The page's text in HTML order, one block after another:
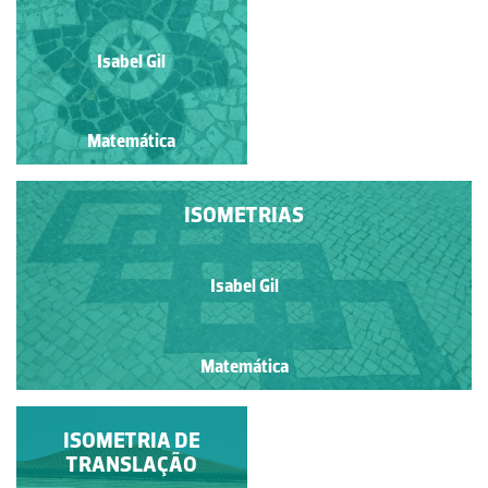
Isabel Gil
Matemática
Isabel Gil
Matemática
ISOMETRIAS
Isabel Gil
Matemática
ISOMETRIAS
ISOMETRIA DE
TRANSLAÇÃO